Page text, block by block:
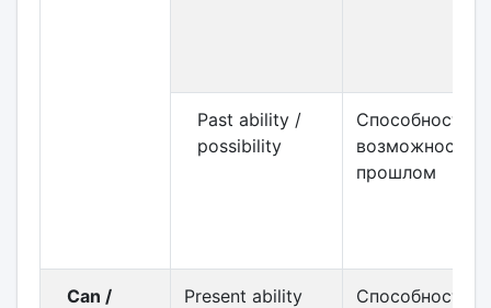
Past ability /
possibility
Способность /
возможность в
прошлом
Can /
Present ability
Способность в